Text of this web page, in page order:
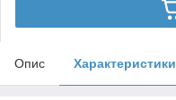
Опис Характеристики